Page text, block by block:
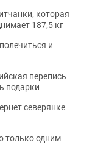
которая
187,5 кг
и
перепись
подарки
северянке
только одним